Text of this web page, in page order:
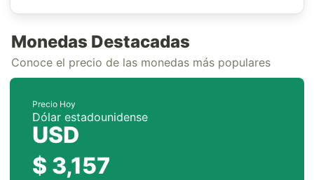
Monedas Destacadas
Conoce el precio de las monedas más populares
Precio Hoy
Dólar estadounidense
USD
$ 3,157